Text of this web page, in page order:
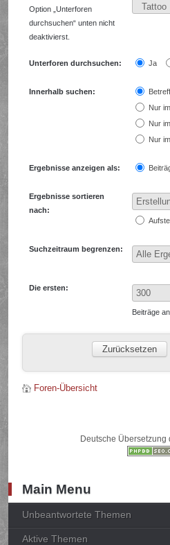
Option „Unterforen
durchsuchen“ unten nicht
deaktivierst.
Unterforen durchsuchen: Ja
Innerhalb suchen:
Nur
Nur
Nur
Ergebnisse anzeigen als:
Ergebnisse sortieren
nach:
Suchzeitraum begrenzen:
Die ersten:
Beiträge
Foren-Übersicht
Deutsche Übersetzung
Main Menu
Unbeantwortete Themen
Aktive Themen